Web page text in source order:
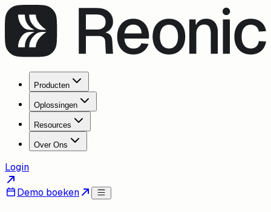
Producten
Oplossingen
Resources
Over Ons
Login
Demo boeken